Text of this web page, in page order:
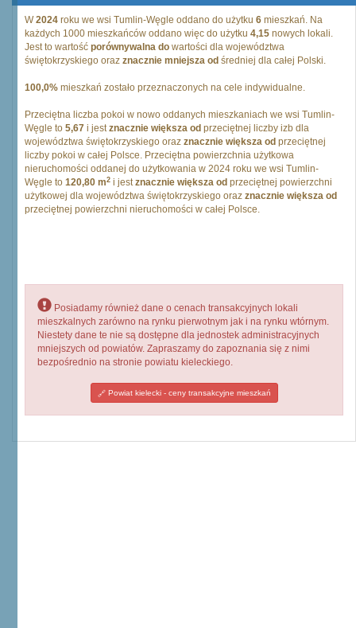
W2024 roku we wsi Tumlin-Węgle oddano do użytku 6 mieszkań. Na
każdych 1000 mieszkańców oddano więc do użytku 4,15 nowych lokali.
Jest to wartość porównywalna do wartości dla województwa
świętokrzyskiego oraz znacznie mniejsza od średniej dla całej Polski.
100,0% mieszkań zostało przeznaczonych na cele indywidualne.
Przeciętna liczba pokoi w nowo oddanych mieszkaniach we wsi Tumlin-
Węgle to 5,67 i jestznacznie większa od przeciętnej liczby izb dla
województwa świętokrzyskiego oraz znacznie większa od przeciętnej
liczby pokoi w całej Polsce. Przeciętna powierzchnia użytkowa
nieruchomości oddanej do użytkowania w 2024 roku we wsi Tumlin-
Węgle to 120,80 m2 i jestznacznie większa od przeciętnej powierzchni
użytkowej dla województwa świętokrzyskiego oraz znacznie większa od
przeciętnej powierzchni nieruchomości w całej Polsce.
Posiadamy również dane o cenach transakcyjnych lokali
mieszkalnych zarówno na rynku pierwotnym jak i na rynku wtórnym.
Niestety dane te nie są dostępne dla jednostek administracyjnych
mniejszych od powiatów. Zapraszamy do zapoznania się z nimi
bezpośrednio na stronie powiatu kieleckiego.
Powiat kielecki - ceny transakcyjne mieszkań